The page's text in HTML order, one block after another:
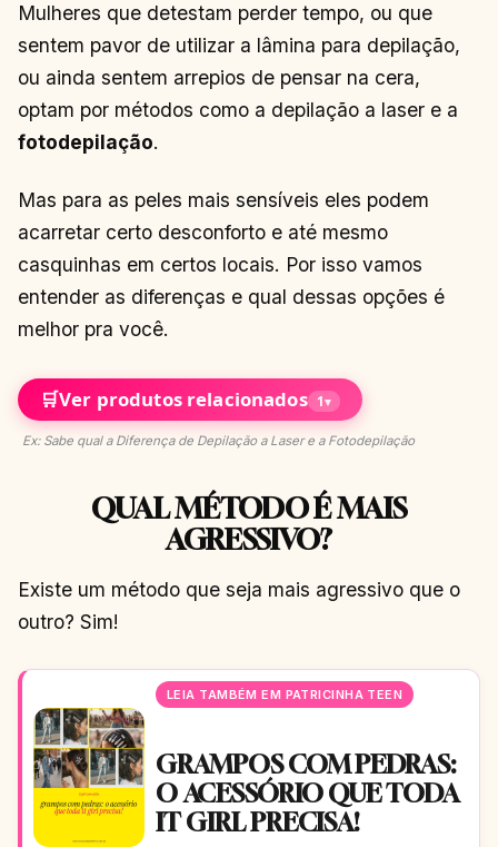
Mulheres que detestam perder tempo, ou que
sentem pavor de utilizar a lâmina para depilação,
ou ainda sentem arrepios de pensar na cera,
optam por métodos como a depilação a laser e a
fotodepilação.
Mas para as peles mais sensíveis eles podem
acarretar certo desconforto e até mesmo
casquinhas em certos locais. Por isso vamos
entender as diferenças e qual dessas opções é
melhor pra você.
🛒Ver produtos relacionados 1▾
Ex: Sabe qual a Diferença de Depilação a Laser e a Fotodepilação
QUAL MÉTODO É MAIS
AGRESSIVO?
Existe um método que seja mais agressivo que o
outro? Sim!
LEIA TAMBÉM EM PATRICINHA TEEN
GRAMPOS COM PEDRAS:
O ACESSÓRIO QUE TODA
IT GIRL PRECISA!